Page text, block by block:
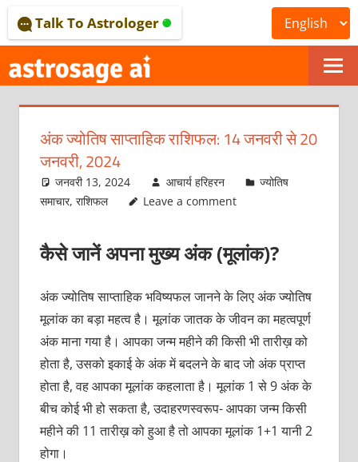
to
content
ONLINE
ASTROLOGICAL
JOURNAL
–
ASTROSAGE
MAGAZINE
Talk To Astrologer
अंक ज्योतिष साप्ताहिक राशिफल: 14 जनवरी से 20
जनवरी, 2024
जनवरी 13, 2024 आचार्य हरिहरन
ज्योतिष
समाचार, राशिफल Leave a comment
कैसे जानें अपना मुख्य अंक (मूलांक)?
अंक ज्योतिष साप्ताहिक भविष्यफल जानने के लिए अंक ज्योतिष
मूलांक का बड़ा महत्व है। मूलांक जातक के जीवन का महत्वपूर्ण
अंक माना गया है। आपका जन्म महीने की किसी भी तारीख़ को
होता है, उसको इकाई के अंक में बदलने के बाद जो अंक प्राप्त
होता है, वह आपका मूलांक कहलाता है। मूलांक 1 से 9 अंक के
बीच कोई भी हो सकता है, उदाहरणस्वरूप- आपका जन्म किसी
महीने की 11 तारीख़ को हुआ है तो आपका मूलांक 1+1 यानी 2
होगा।